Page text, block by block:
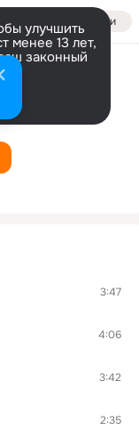
Войти
улучшить
менее 13 лет,
законный
3:47
4:06
3:42
2:35